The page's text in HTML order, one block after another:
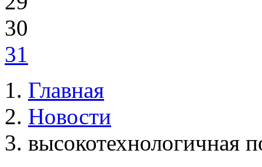
30
31
Главная
Новости
высокотехнологичная